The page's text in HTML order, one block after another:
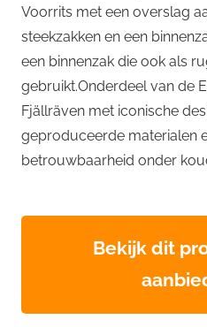
Voorrits met een overslag
steekzakken en een
een binnenzak die ook als
gebruikt.Onderdeel van de
Fjällräven met iconische
geproduceerde materialen
betrouwbaarheid onder
Bekijk dit